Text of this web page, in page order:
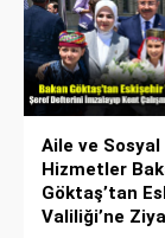
Aile ve Sosyal
Hizmetler
Göktaş’tan
Valiliği’ne